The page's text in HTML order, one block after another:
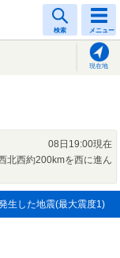
検索 メニュー
現在地
08日19:00現在
北西約200kmを西に進ん
生した地震(最大震度1)